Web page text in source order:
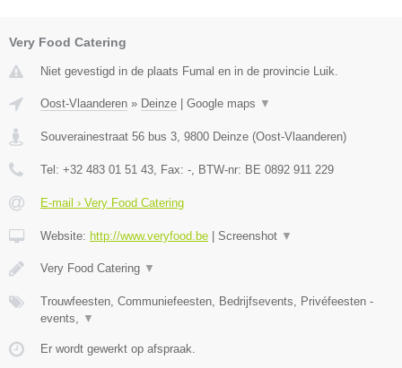
Very Food Catering
Niet gevestigd in de plaats Fumal en in de provincie Luik.
Oost-Vlaanderen » Deinze Google maps ▼
Souverainestraat 56 bus 3, 9800 Deinze (Oost-Vlaanderen)
Tel: +32 483 01 51 43, Fax: -, BTW-nr: BE 0892 911 229
E-mail › Very Food Catering
Website: http://www.veryfood.be Screenshot ▼
Very Food Catering ▼
Trouwfeesten, Communiefeesten, Bedrijfsevents, Privéfeesten -
events, ▼
Er wordt gewerkt op afspraak.